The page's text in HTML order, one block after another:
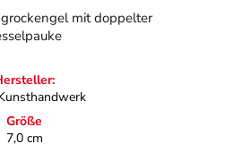
mit doppelter
Größe
7,0 cm